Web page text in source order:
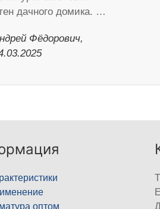
дачного домика. …
Фёдорович,
оптом